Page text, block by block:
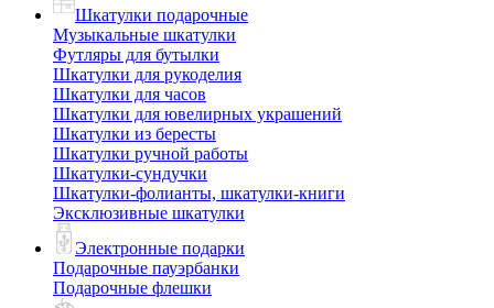
Шкатулки подарочные
Музыкальные шкатулки
Футляры для бутылки
Шкатулки для рукоделия
Шкатулки для часов
Шкатулки для ювелирных украшений
Шкатулки из бересты
Шкатулки ручной работы
Шкатулки-сундучки
Шкатулки-фолианты, шкатулки-книги
Эксклюзивные шкатулки
Электронные подарки
Подарочные пауэрбанки
Подарочные флешки